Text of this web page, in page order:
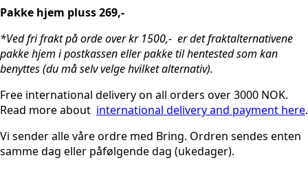
Pakke hjem pluss 269,-
*Ved fri frakt på orde over kr 1500,- er det fraktalternativene
pakke hjem i postkassen eller pakke til hentested som kan
benyttes (du må selv velge hvilket alternativ).
Free international delivery on all orders over 3000 NOK.
Read more about international delivery and payment here.
Vi sender alle våre ordre med Bring. Ordren sendes enten
samme dag eller påfølgende dag (ukedager).